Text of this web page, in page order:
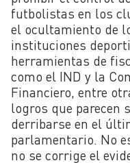
futbolistas en los
el ocultamiento de
instituciones
herramientas de
como el IND y la
Financiero, entre
logros que parecen
derribarse en el
parlamentario. No
no se corrige el